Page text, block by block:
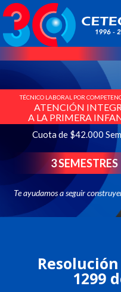
TÉCNICO LABORAL POR
ATENCIÓN
A LA PRIMERA
Cuota de $42.000
3 SEMESTRES
Te ayudamos a seguir
1299